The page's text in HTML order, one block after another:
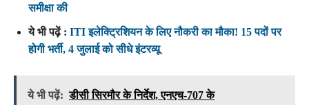
समीक्षा की
ये भी पढ़ें : ITI इलेक्ट्रिशियन के लिए नौकरी का मौका! 15 पदों पर
होगी भर्ती, 4 जुलाई को सीधे इंटरव्यू
ये भी पढ़ें: डीसी सिरमौर के निर्देश, एनएच-707 के